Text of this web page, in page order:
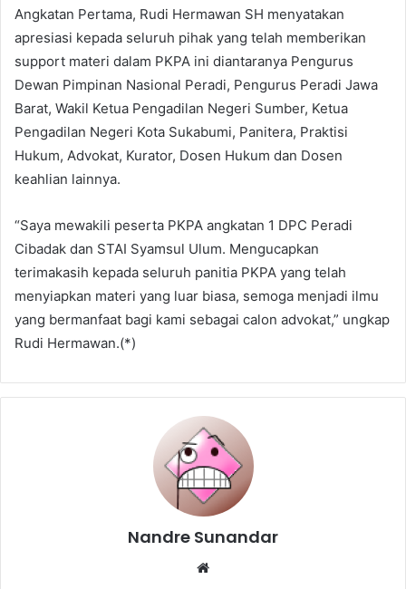
Angkatan Pertama, Rudi Hermawan SH menyatakan
apresiasi kepada seluruh pihak yang telah memberikan
support materi dalam PKPA ini diantaranya Pengurus
Dewan Pimpinan Nasional Peradi, Pengurus Peradi Jawa
Barat, Wakil Ketua Pengadilan Negeri Sumber, Ketua
Pengadilan Negeri Kota Sukabumi, Panitera, Praktisi
Hukum, Advokat, Kurator, Dosen Hukum dan Dosen
keahlian lainnya.
“Saya mewakili peserta PKPA angkatan 1 DPC Peradi
Cibadak dan STAI Syamsul Ulum. Mengucapkan
terimakasih kepada seluruh panitia PKPA yang telah
menyiapkan materi yang luar biasa, semoga menjadi ilmu
yang bermanfaat bagi kami sebagai calon advokat,” ungkap
Rudi Hermawan.(*)
Nandre Sunandar
Website